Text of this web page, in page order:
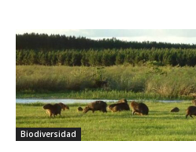
Biodiversidad